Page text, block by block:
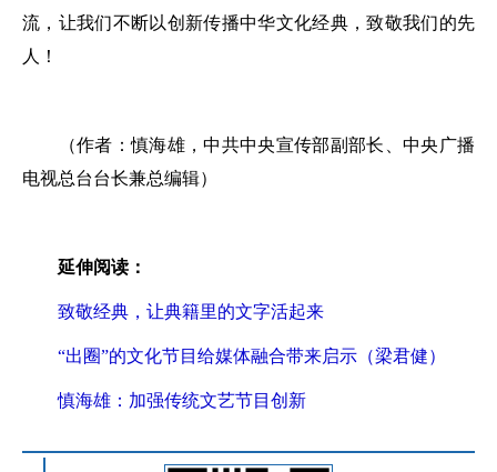
流，让我们不断以创新传播中华文化经典，致敬我们的先
人！
（作者：慎海雄，中共中央宣传部副部长、中央广播
电视总台台长兼总编辑）
延伸阅读：
致敬经典，让典籍里的文字活起来
“出圈”的文化节目给媒体融合带来启示（梁君健）
慎海雄：加强传统文艺节目创新